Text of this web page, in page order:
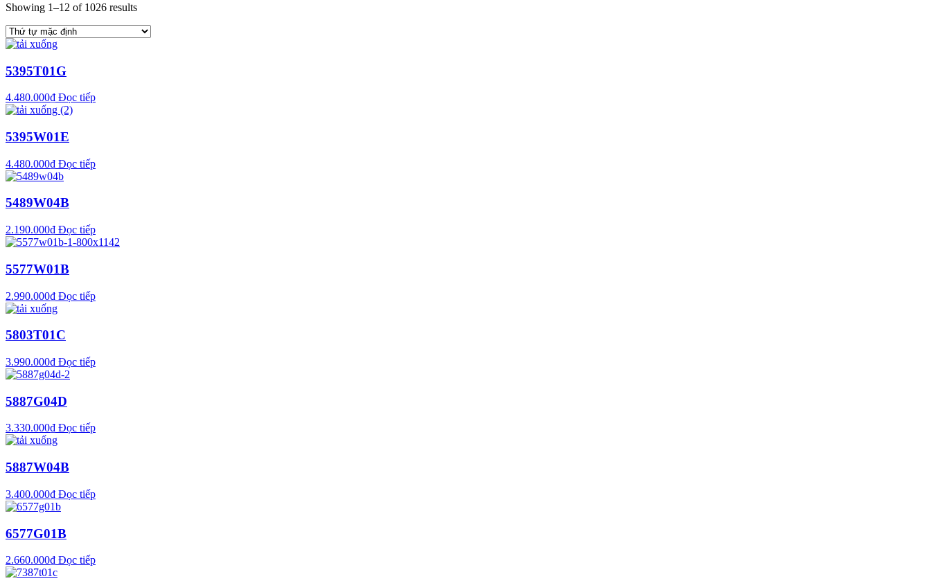
Showing 1–12 of 1026 results
5395T01G
4.480.000₫ Đọc tiếp
5395W01E
4.480.000₫ Đọc tiếp
5489W04B
2.190.000₫ Đọc tiếp
5577W01B
2.990.000₫ Đọc tiếp
5803T01C
3.990.000₫ Đọc tiếp
5887G04D
3.330.000₫ Đọc tiếp
5887W04B
3.400.000₫ Đọc tiếp
6577G01B
2.660.000₫ Đọc tiếp